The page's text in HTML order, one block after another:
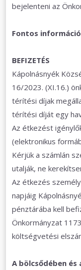
bejelenteni az
Fontos
BEFIZETÉS
Kápolnásnyék
16/2023. (XI.16.)
térítési díjak
térítési díját egy
Az étkezést
(elektronikus
Kérjük a számlán
utalják, ne
Az étkezés
napjáig
pénztárába kell
Önkormányzat
költségvetési
A bölcsődében és